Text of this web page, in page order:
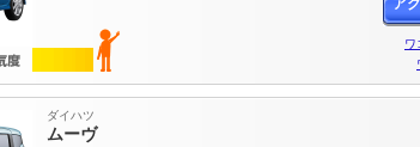
ア
ワ
ムーヴ
ダイハツ